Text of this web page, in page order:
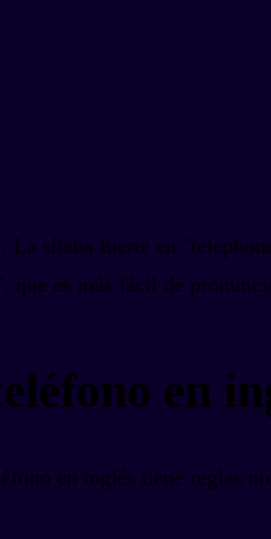
La sílaba fuerte en
que es más fácil de
en
en inglés tiene reglas